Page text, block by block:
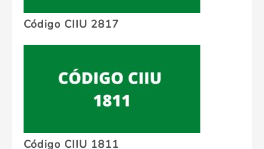
Código CIIU 2817
Código CIIU 1811